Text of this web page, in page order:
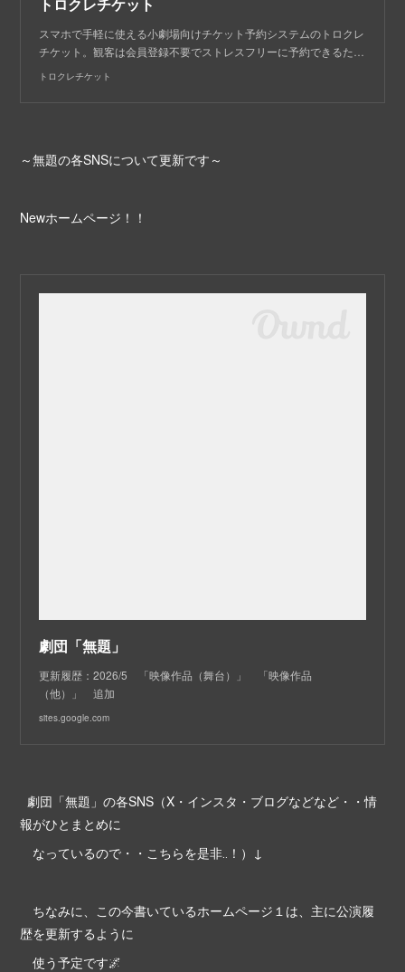
スマホで手軽に使える小劇場向けチケット予約システムのトロクレ
チケット。観客は会員登録不要でストレスフリーに予約できるた…
トロクレチケット
～無題の各SNSについて更新です～
Newホームページ！！
劇団「無題」
更新履歴：2026/5 「映像作品（舞台）」 「映像作品
（他）」 追加
sites.google.com
劇団「無題」の各SNS（X・インスタ・ブログなどなど・・情
報がひとまとめに
なっているので・・こちらを是非‥！）↓
ちなみに、この今書いているホームページ１は、主に公演履
歴を更新するように
使う予定です🌌